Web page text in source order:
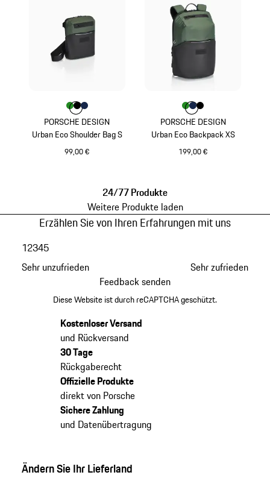
PORSCHE DESIGN
Urban Eco Shoulder Bag S
99,00 €
Farbe
Farbe
FarbeFarbe
PORSCHE DESIGN
Urban Eco Backpack XS
199,00 €
Farbe
Farbe
FarbeFarbe
24/77 Produkte
Weitere Produkte laden
Erzählen Sie von Ihren Erfahrungen mit uns
Sehr unzufrieden
12345
Sehr zufrieden
Feedback senden
Diese Website ist durch reCAPTCHA geschützt.
Kostenloser Versand
und Rückversand
30 Tage
Rückgaberecht
Offizielle Produkte
direkt von Porsche
Sichere Zahlung
und Datenübertragung
Ändern Sie Ihr Lieferland